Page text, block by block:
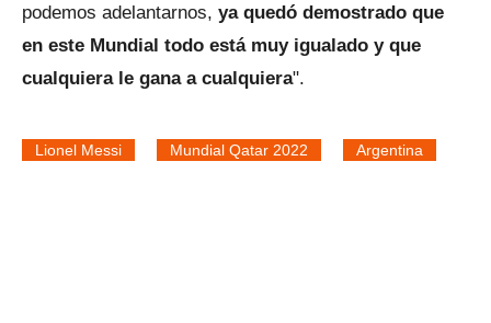
podemos adelantarnos, ya quedó demostrado que
en este Mundial todo está muy igualado y que
cualquiera le gana a cualquiera".
Lionel Messi Mundial Qatar 2022 Argentina